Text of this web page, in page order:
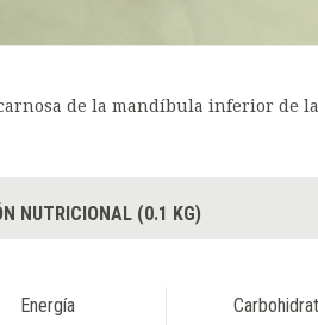
de la mandíbula inferior de
NUTRICIONAL (0.1 KG)
Energía